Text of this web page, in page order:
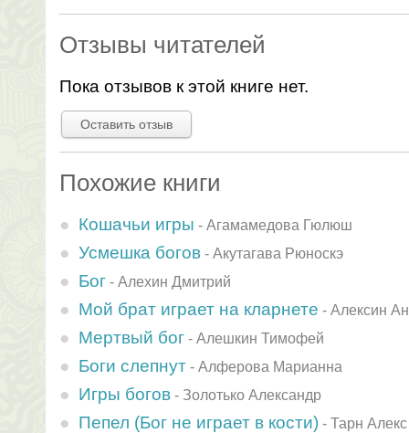
Отзывы читателей
Пока отзывов к этой книге нет.
Оставить отзыв
Похожие книги
Кошачьи игры - Агамамедова Гюлюш
Усмешка богов - Акутагава Рюноскэ
Бог - Алехин Дмитрий
Мой брат играет на кларнете - Алексин
Меpтвый бог - Алешкин Тимофей
Боги слепнут - Алферова Марианна
Игры богов - Золотько Александр
Пепел (Бог не играет в кости) - Тарн Алекс